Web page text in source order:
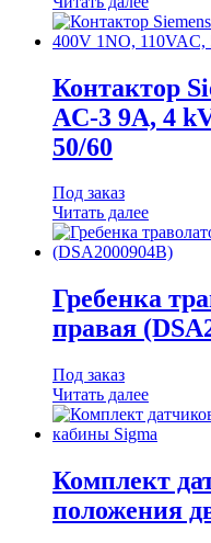
Контактор
AC-3 9A, 4
50/60
Под заказ
Читать далее
Гребенка
правая
Под заказ
Читать далее
Комплект
положения